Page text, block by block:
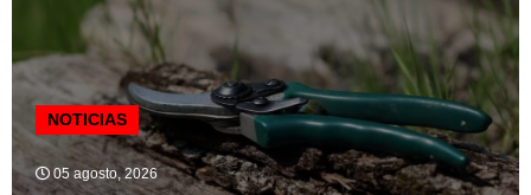
NOTICIAS
05 agosto, 2026